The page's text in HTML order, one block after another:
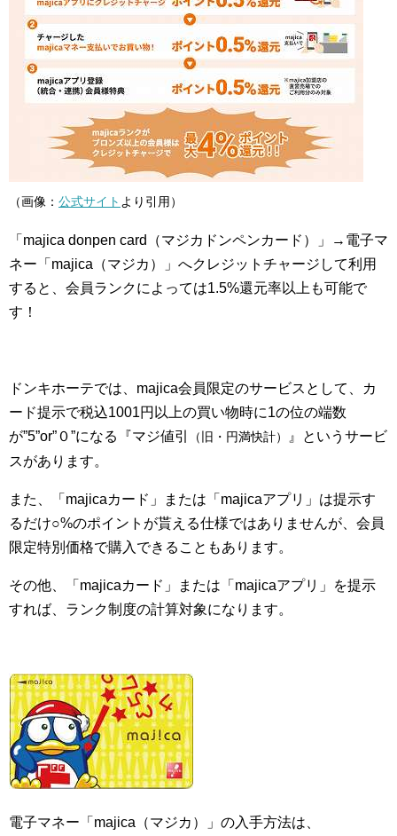
（画像： 公式サイト より引用）
「majica donpen card（マジカドンペンカード）」→電子マ
ネー「majica（マジカ）」へクレジットチャージして利用
すると、会員ランクによっては1.5%還元率以上も可能で
す！
ドンキホーテでは、majica会員限定のサービスとして、カ
ード提示で税込1001円以上の買い物時に1の位の端数
が”5”or”０”になる『マジ値引
（旧・円満快計）
』というサービ
スがあります。
また、「majicaカード」または「majicaアプリ」は提示す
るだけ○%のポイントが貰える仕様ではありませんが、会員
限定特別価格で購入できることもあります。
その他、「majicaカード」または「majicaアプリ」を提示
すれば、ランク制度の計算対象になります。
電子マネー「majica（マジカ）」の入手方法は、